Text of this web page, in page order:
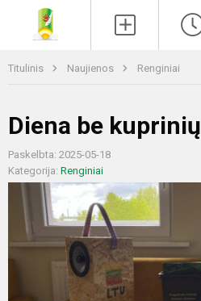
Titulinis Naujienos Renginiai
Diena be kuprinių
Paskelbta: 2025-05-18
Kategorija: Renginiai